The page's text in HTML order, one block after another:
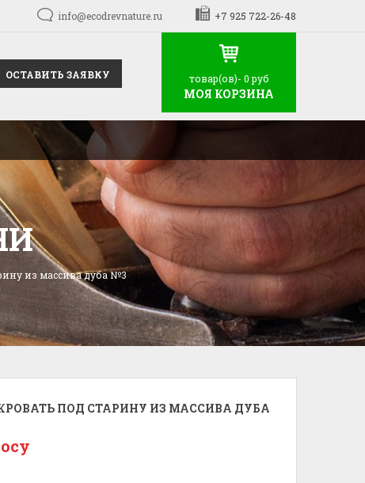
info@ecodrevnature.ru +7 925 722-26-48
ОСТАВИТЬ ЗАЯВКУ товар(ов)- 0 руб
МОЯ КОРЗИНА
из массива дуба №3
ПОД СТАРИНУ ИЗ МАССИВА ДУБА